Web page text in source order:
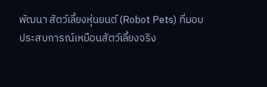
พัฒนา สัตว์เลี้ยงหุ่นยนต์ (Robot Pets) ที่มอบ
ประสบการณ์เหมือนสัตว์เลี้ยงจริง